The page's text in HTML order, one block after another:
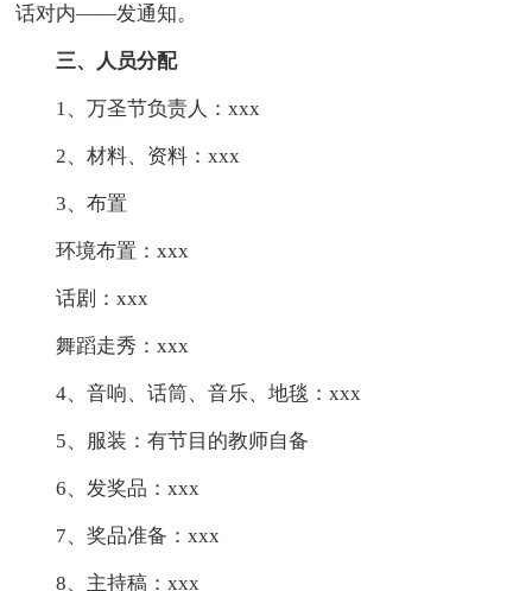
话对内——发通知。
三、人员分配
1、万圣节负责人：xxx
2、材料、资料：xxx
3、布置
环境布置：xxx
话剧：xxx
舞蹈走秀：xxx
4、音响、话筒、音乐、地毯：xxx
5、服装：有节目的教师自备
6、发奖品：xxx
7、奖品准备：xxx
8、主持稿：xxx